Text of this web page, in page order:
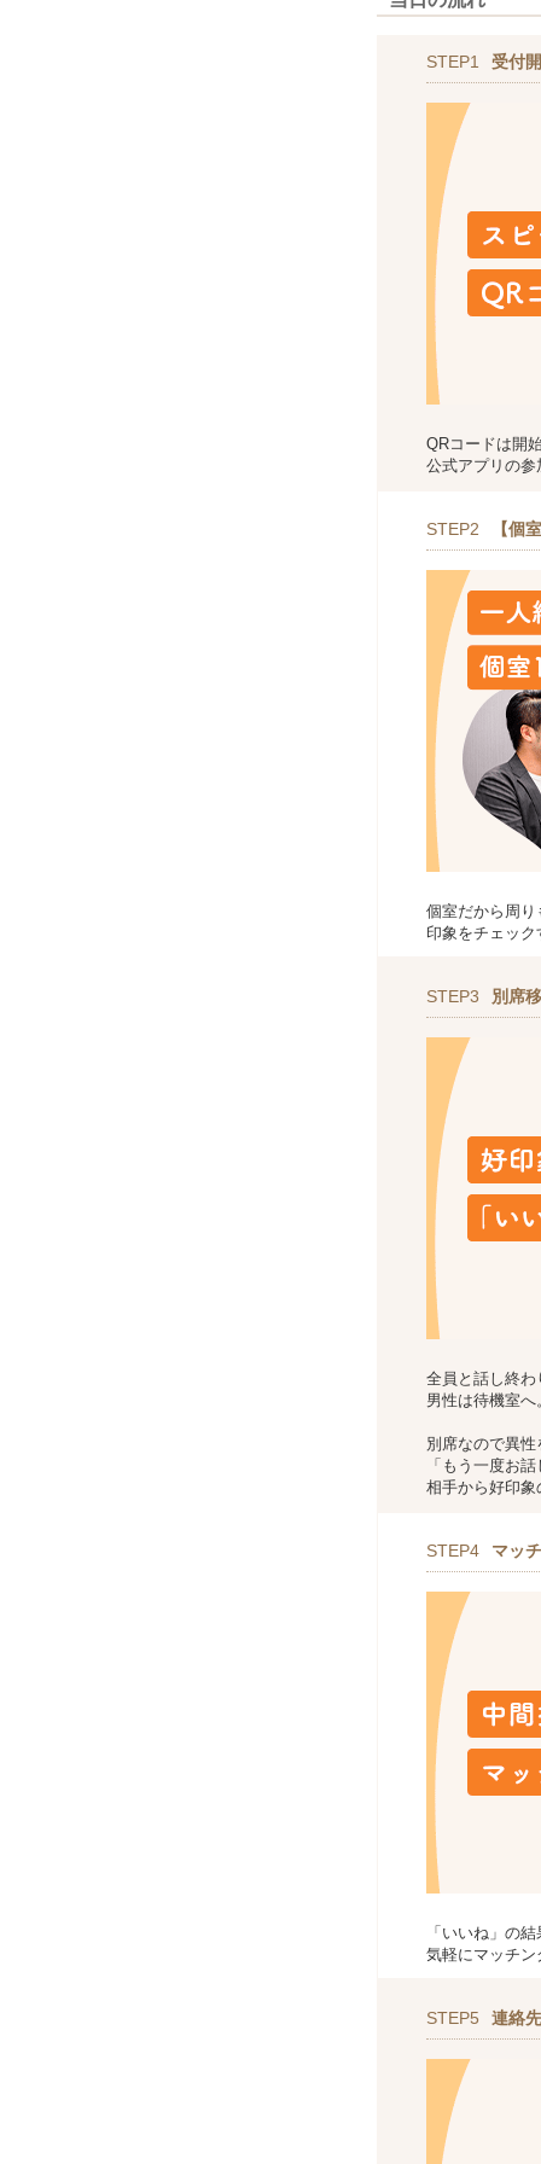
STEP1 受付
QRコードは開
公式アプリの
STEP2 【個
個室だから周り
印象をチェック
STEP3 別席
全員と話し終わ
男性は待機室へ
別席なので異性
「もう一度お
相手から好印象
STEP4 マッ
「いいね」の
気軽にマッチン
STEP5 連絡